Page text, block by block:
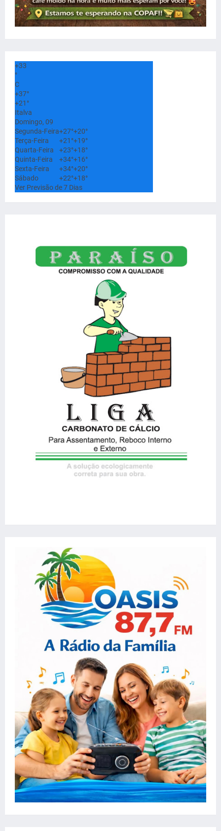
+33
°
C
+37°
+21°
Italva
Domingo, 09
Segunda-Feira+27°+20°
Terça-Feira
+21°+19°
Quarta-Feira
+23°+18°
Quinta-Feira
+34°+16°
Sexta-Feira
+34°+20°
Sábado
+22°+18°
Ver Previsão de 7 Dias